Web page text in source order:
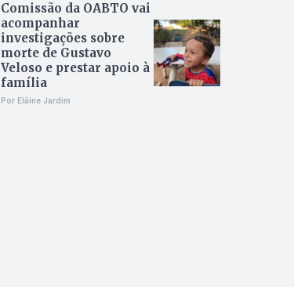
Comissão da OABTO vai
acompanhar
investigações sobre
morte de Gustavo
Veloso e prestar apoio à
família
Por Elâine Jardim